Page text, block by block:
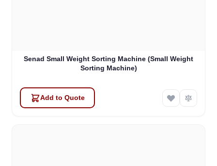
Senad Small Weight Sorting Machine (Small Weight
Sorting Machine)
Add to Quote